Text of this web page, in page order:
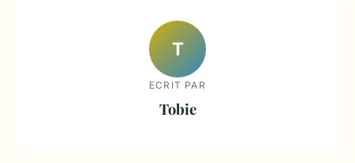
T
ECRIT PAR
Tobie